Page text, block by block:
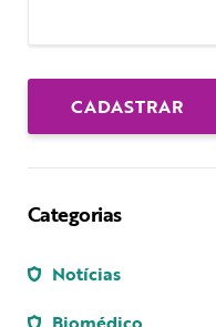
Categorias
Notícias